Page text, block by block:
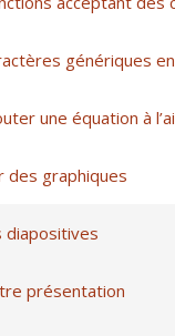
génériques
une équation à
des graphiques
diapositives
présentation